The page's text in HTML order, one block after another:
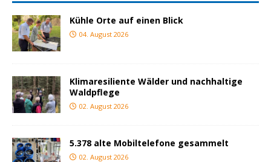
Kühle Orte auf einen Blick
04. August 2026
Klimaresiliente Wälder und nachhaltige
Waldpflege
02. August 2026
5.378 alte Mobiltelefone gesammelt
02. August 2026